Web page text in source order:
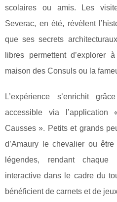
scolaires ou amis. Les
Severac, en été, révèlent
que ses secrets
libres permettent
maison des Consuls ou la
L’expérience s’enrichit
accessible via
Causses ». Petits et grands
d’Amaury le chevalier ou
légendes, rendant
interactive dans le cadre du
bénéficient de carnets et de